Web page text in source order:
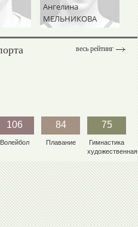
Ангелина
МЕЛЬНИКОВА
весь рейтинг
106
Волейбол
84
Плавание
75
Гимнастика
художественная